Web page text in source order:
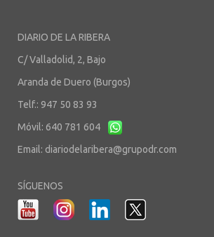
DIARIO DE LA RIBERA
C/ Valladolid, 2, Bajo
Aranda de Duero (Burgos)
Telf.: 947 50 83 93
Móvil: 640 781 604
Email: diariodelaribera@grupodr.com
SÍGUENOS